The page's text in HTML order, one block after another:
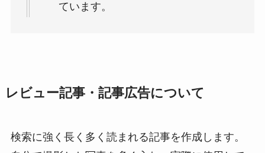
ています。
レビュー記事・記事広告について
検索に強く長く多く読まれる記事を作成します。